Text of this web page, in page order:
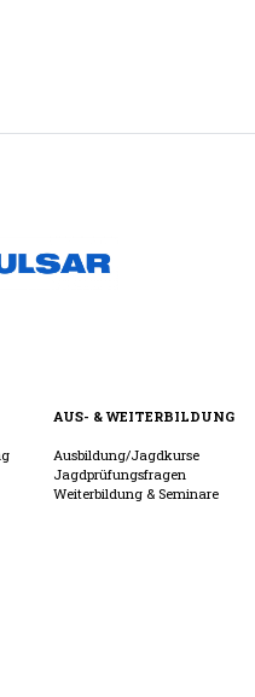
AUS- & WEITERBILDUNG
Ausbildung/Jagdkurse
Jagdprüfungsfragen
Weiterbildung & Seminare